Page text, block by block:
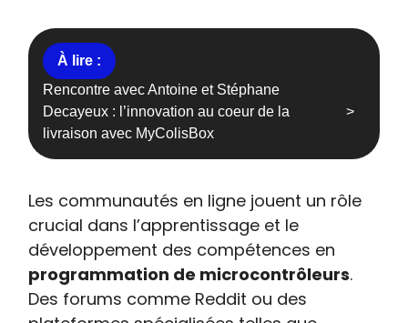
Rencontre avec Antoine et Stéphane
Decayeux : l’innovation au coeur de la
livraison avec MyColisBox
Les communautés en ligne jouent un rôle
crucial dans l’apprentissage et le
développement des compétences en
programmation de microcontrôleurs.
Des forums comme Reddit ou des